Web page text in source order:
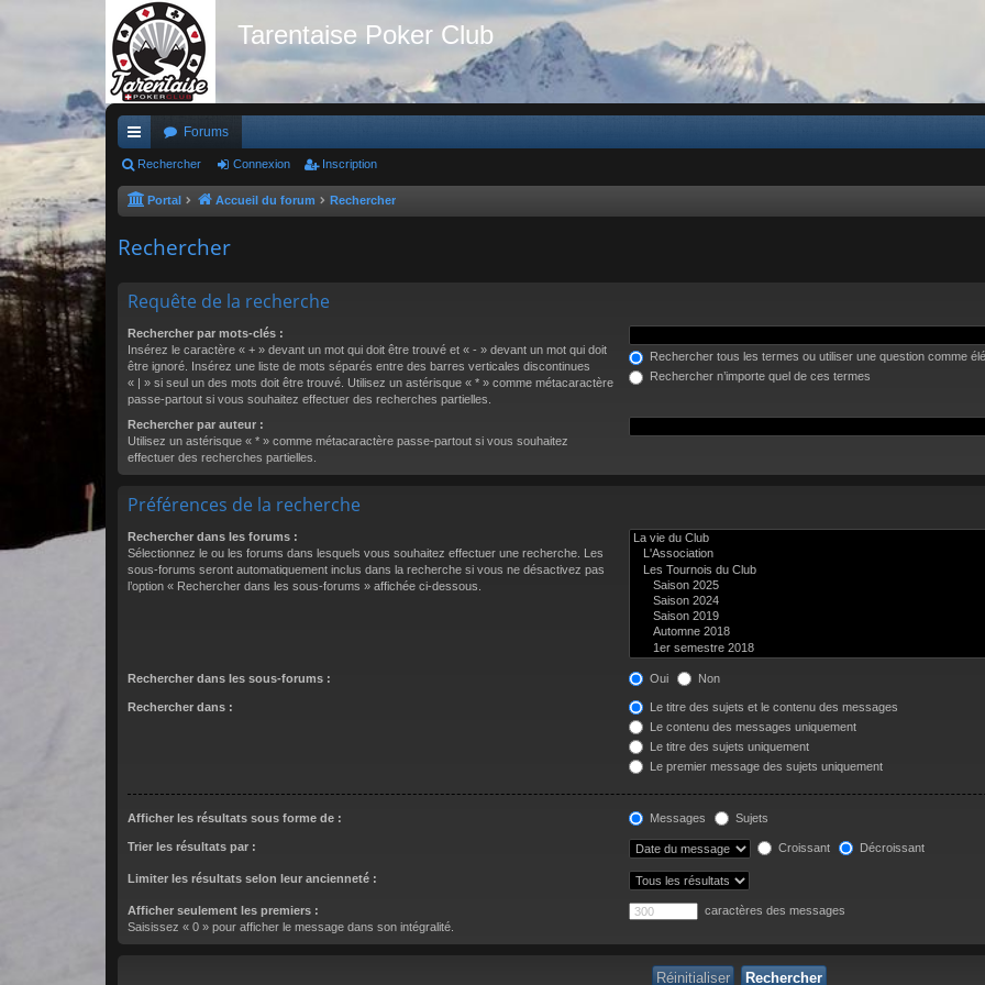
Tarentaise Poker Club
ac
co
s
Forums
Rechercher Connexion Inscription
Portal Accueil du forum Rechercher
Rechercher
Requête de la recherche
Rechercher par mots-clés :
Insérez le caractère « + » devant un mot qui doit être trouvé et « - » devant un mot qui doit
être ignoré. Insérez une liste de mots séparés entre des barres verticales discontinues
« | » si seul un des mots doit être trouvé. Utilisez un astérisque « * » comme métacaractère
passe-partout si vous souhaitez effectuer des recherches partielles.
Rechercher tous les termes ou utiliser une question comme
Rechercher n’importe quel de ces termes
Rechercher par auteur :
Utilisez un astérisque « * » comme métacaractère passe-partout si vous souhaitez
effectuer des recherches partielles.
Préférences de la recherche
Rechercher dans les forums :
Sélectionnez le ou les forums dans lesquels vous souhaitez effectuer une recherche. Les
sous-forums seront automatiquement inclus dans la recherche si vous ne désactivez pas
l’option « Rechercher dans les sous-forums » affichée ci-dessous.
Rechercher dans les sous-forums : Oui Non
Rechercher dans :
Le titre des sujets et le contenu des messages
Le contenu des messages uniquement
Le titre des sujets uniquement
Le premier message des sujets uniquement
Afficher les résultats sous forme de : Messages Sujets
Trier les résultats par : Croissant Décroissant
Limiter les résultats selon leur ancienneté :
Afficher seulement les premiers :
Saisissez « 0 » pour afficher le message dans son intégralité.
caractères des messages